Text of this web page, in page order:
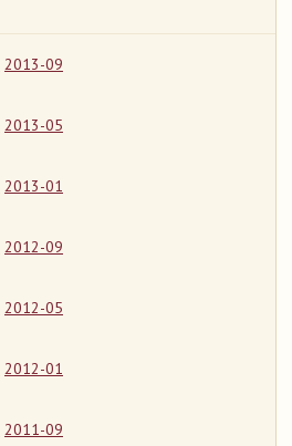
2013-09
2013-05
2013-01
2012-09
2012-05
2012-01
2011-09